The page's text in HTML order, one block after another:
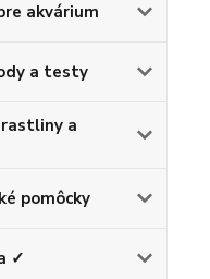
akvárium
a testy
a
pomôcky
✓